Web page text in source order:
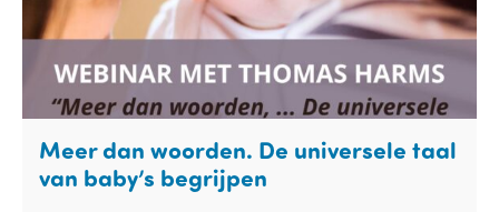
Meer dan woorden. De universele taal
van baby’s begrijpen